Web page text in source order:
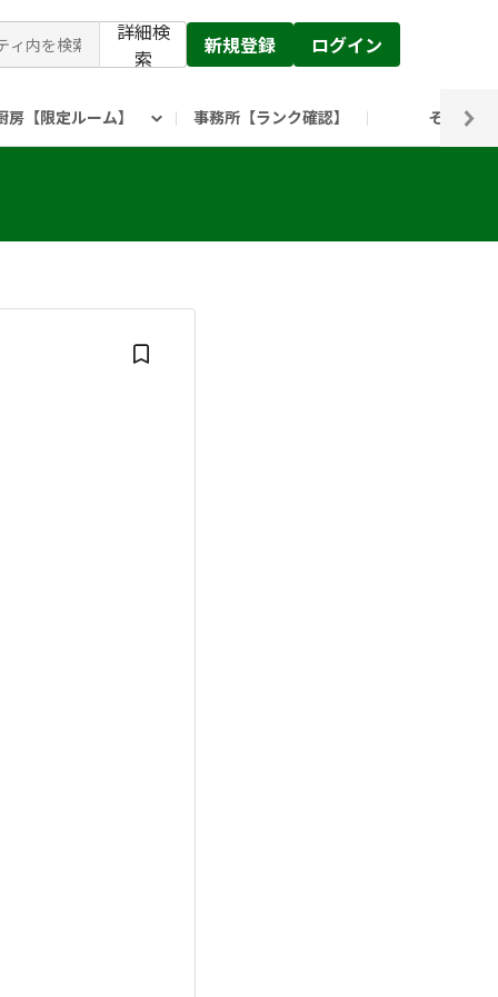
詳細検
索
新規登録 ログイン
房【限定ルーム】 事務所【ランク確認】 その他
クルスホールディングスHP